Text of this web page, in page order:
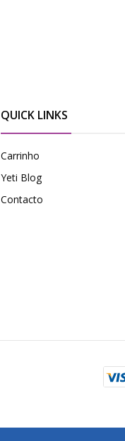
QUICK LINKS
Carrinho
Yeti Blog
Contacto